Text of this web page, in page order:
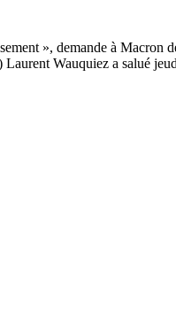
Wauquiez a salué